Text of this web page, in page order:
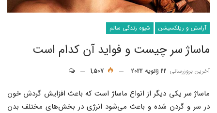
آرامش و ریلکسیشن شیوه زندگی سالم
ماساژ سر چیست و فواید آن کدام است
آخرین بروزرسانی 22 ژانویه 2022 1,507
ماساژ سر یکی دیگر از انواع ماساژ است که باعث افزایش گردش خون
در سر و گردن شده و باعث می‌شود انرژی در بخش‌های مختلف بدن